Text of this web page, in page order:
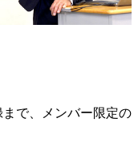
で、メンバー限定の